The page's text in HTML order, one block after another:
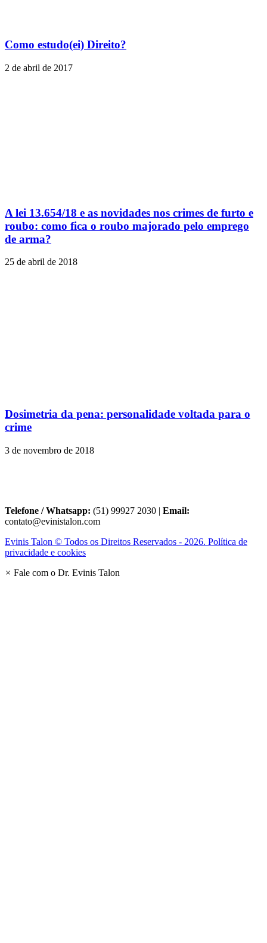
Como estudo(ei) Direito?
2 de abril de 2017
A lei 13.654/18 e as novidades nos crimes de furto e
roubo: como fica o roubo majorado pelo emprego
de arma?
25 de abril de 2018
Dosimetria da pena: personalidade voltada para o
crime
3 de novembro de 2018
Telefone / Whatsapp: (51) 99927 2030 | Email:
contato@evinistalon.com
Evinis Talon © Todos os Direitos Reservados - 2026. Política de
privacidade e cookies
× Fale com o Dr. Evinis Talon